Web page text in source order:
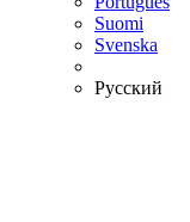
Suomi
Svenska
Русский